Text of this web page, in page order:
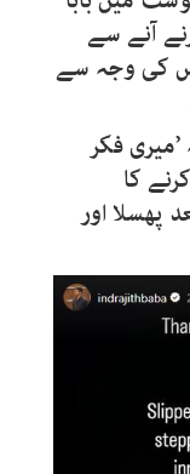
آنے سے
کی وجہ سے
فکر
کا
پھسلا اور